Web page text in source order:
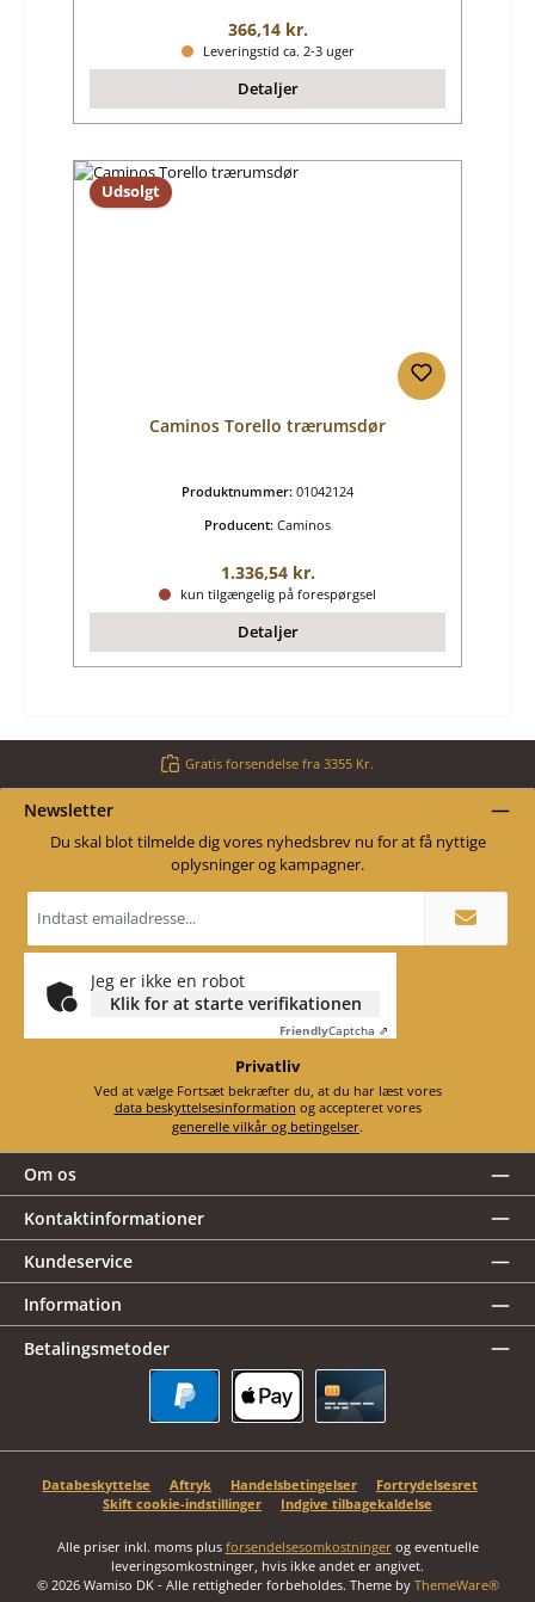
Almindelig pris:
366,14 kr.
Leveringstid ca. 2-3 uger
Detaljer
Udsolgt
Caminos Torello trærumsdør
Produktnummer: 01042124
Producent: Caminos
Almindelig pris:
1.336,54 kr.
kun tilgængelig på forespørgsel
Detaljer
Gratis forsendelse fra 3355 Kr.
Newsletter
Du skal blot tilmelde dig vores nyhedsbrev nu for at få nyttige
oplysninger og kampagner.
adresse
Jeg er ikke en robot
Klik for at starte verifikationen
FriendlyCaptcha ⇗
Privatliv
Ved at vælge Fortsæt bekræfter du, at du har læst vores
data beskyttelsesinformation
og accepteret vores
generelle vilkår og betingelser.
Om os
Kontaktinformationer
Kundeservice
Information
Betalingsmetoder
Databeskyttelse Aftryk Handelsbetingelser
Fortrydelsesret
Skift cookie-indstillinger
Indgive tilbagekaldelse
Alle priser inkl. moms plus forsendelsesomkostningerog eventuelle
leveringsomkostninger, hvis ikke andet er angivet.
© 2026 Wamiso DK - Alle rettigheder forbeholdes. Theme by ThemeWare®